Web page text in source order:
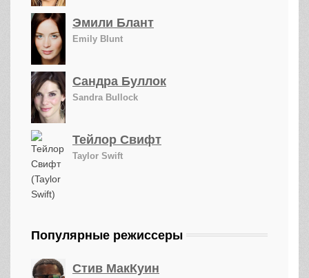
Эмили Блант
Emily Blunt
Сандра Буллок
Sandra Bullock
Тейлор Свифт
Taylor Swift
Популярные режиссеры
Стив МакКуин